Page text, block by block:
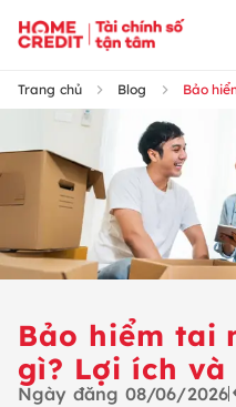
Trang chủ Blog Bảo
Bảo hiểm tai
gì? Lợi ích và
Ngày đăng 08/06/2026